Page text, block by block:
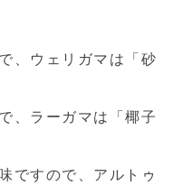
、ウェリガマは「砂
、ラーガマは「椰子
ですので、アルトゥ